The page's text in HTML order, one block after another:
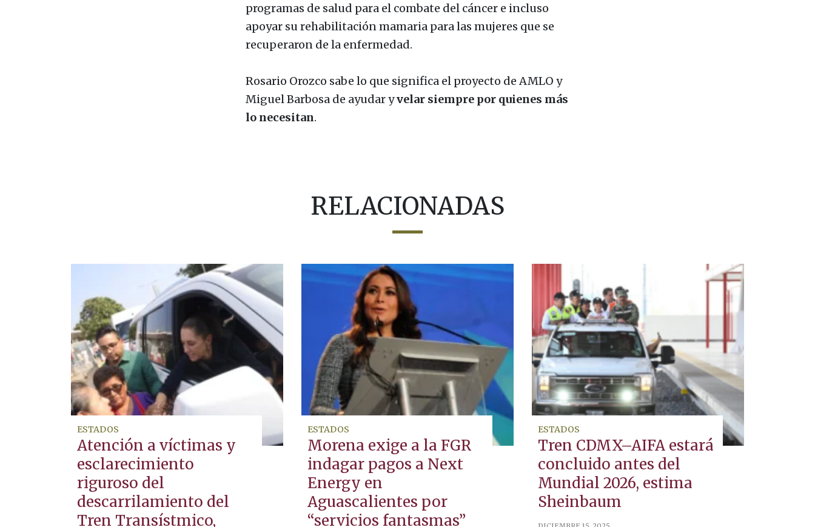
programas de salud para el combate del cáncer e incluso
apoyar su rehabilitación mamaria para las mujeres que se
recuperaron de la enfermedad.
Rosario Orozco sabe lo que significa el proyecto de AMLO y
Miguel Barbosa de ayudar yvelar siempre por quienes más
lo necesitan.
RELACIONADAS
ESTADOS
Atención a víctimas y
esclarecimiento
riguroso del
descarrilamiento del
Tren Transístmico,
ESTADOS
Morena exige a la FGR
indagar pagos a Next
Energy en
Aguascalientes por
“servicios fantasmas”
ESTADOS
Tren CDMX–AIFA estará
concluido antes del
Mundial 2026, estima
Sheinbaum